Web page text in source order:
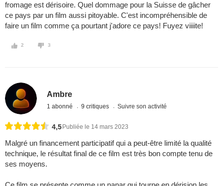
fromage est dérisoire. Quel dommage pour la Suisse de gâcher
ce pays par un film aussi pitoyable. C'est incompréhensible de
faire un film comme ça pourtant j'adore ce pays! Fuyez viiiite!
2 3
Ambre
1 abonné 9 critiques Suivre son activité
4,5 Publiée le 14 mars 2023
Malgré un financement participatif qui a peut-être limité la qualité
technique, le résultat final de ce film est très bon compte tenu de
ses moyens.